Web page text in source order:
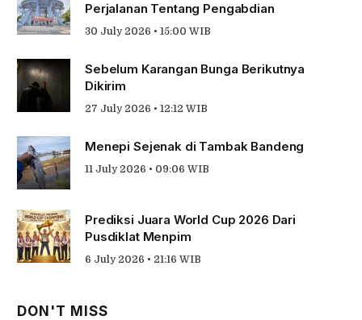
Perjalanan Tentang Pengabdian
30 July 2026 • 15:00 WIB
Sebelum Karangan Bunga Berikutnya
Dikirim
27 July 2026 • 12:12 WIB
Menepi Sejenak di Tambak Bandeng
11 July 2026 • 09:06 WIB
Prediksi Juara World Cup 2026 Dari
Pusdiklat Menpim
6 July 2026 • 21:16 WIB
DON'T MISS